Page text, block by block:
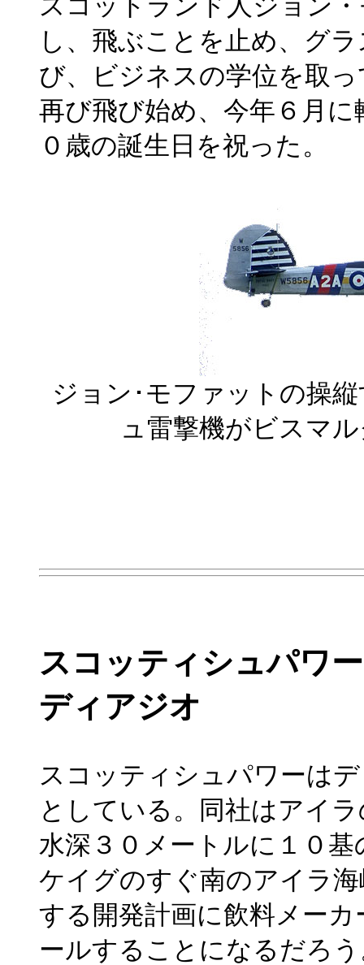
スコットランド人ジョン
し、飛ぶことを止め、グ
び、ビジネスの学位を取
再び飛び始め、今年６月
０歳の誕生日を祝った。
ジョン･モファットの操
ュ雷撃機がビスマ
スコッティシュパワ
ディアジオ
スコッティシュパワーは
としている。同社はアイ
水深３０メートルに１０
ケイグのすぐ南のアイラ
する開発計画に飲料メー
ールすることになるだろ